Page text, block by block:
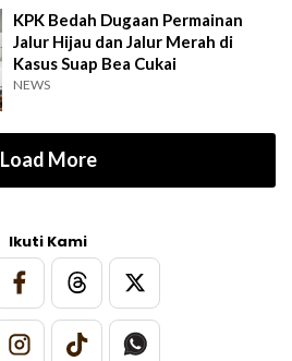
KPK Bedah Dugaan Permainan
Jalur Hijau dan Jalur Merah di
Kasus Suap Bea Cukai
NEWS
Load More
Ikuti Kami